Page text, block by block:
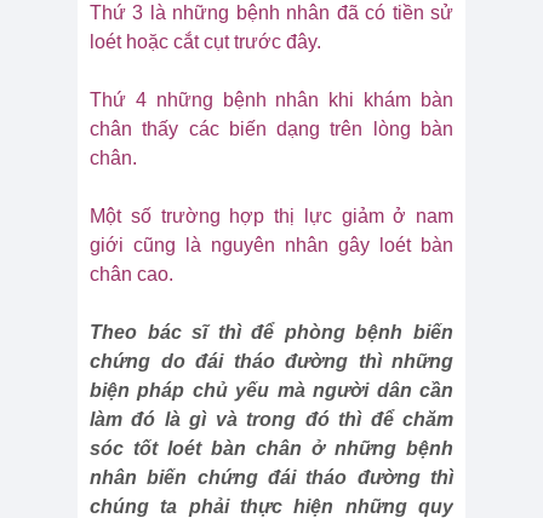
Thứ 3 là những bệnh nhân đã có tiền sử
loét hoặc cắt cụt trước đây.
Thứ 4 những bệnh nhân khi khám bàn
chân thấy các biến dạng trên lòng bàn
chân.
Một số trường hợp thị lực giảm ở nam
giới cũng là nguyên nhân gây loét bàn
chân cao.
Theo bác sĩ thì để phòng bệnh biến
chứng do đái tháo đường thì những
biện pháp chủ yếu mà người dân cần
làm đó là gì và trong đó thì để chăm
sóc tốt loét bàn chân ở những bệnh
nhân biến chứng đái tháo đường thì
chúng ta phải thực hiện những quy